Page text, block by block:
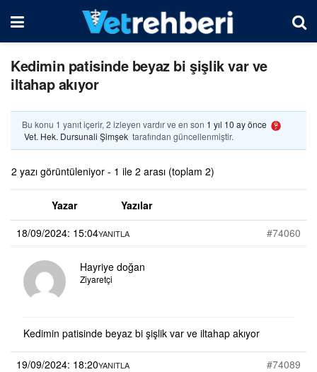
Kedimin patisinde beyaz bi şişlik var ve
iltahap akıyor
Bu konu 1 yanıt içerir, 2 izleyen vardır ve en son 1 yıl 10 ay önce
Vet. Hek. Dursunali Şimşek tarafından güncellenmiştir.
2 yazı görüntüleniyor - 1 ile 2 arası (toplam 2)
Yazar
Yazılar
18/09/2024: 15:04
#74060
YANITLA
Hayriye doğan
Ziyaretçi
Kedimin patisinde beyaz bi şişlik var ve iltahap akıyor
19/09/2024: 18:20 #74089
YANITLA